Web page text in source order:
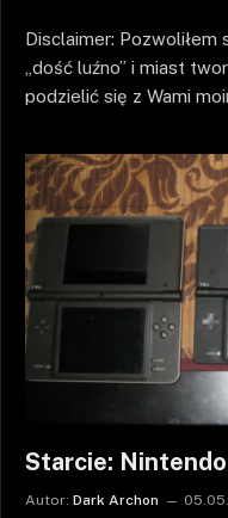
Disclaimer:
„dość luźno” i miast
podzielić się z Wami
Starcie: Nintendo
Autor: Dark Archon